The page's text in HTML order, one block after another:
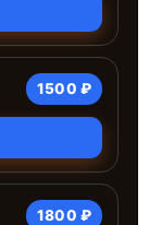
1500 ₽
1800 ₽